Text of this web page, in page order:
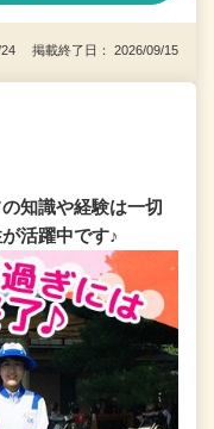
24 掲載終了日： 2026/09/15
知識や経験は一切
活躍中です♪